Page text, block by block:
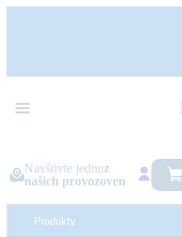
Navštivte jednuz
našich provozoven
Produkty